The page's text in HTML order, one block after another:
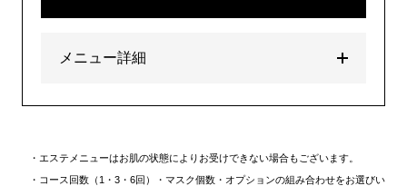
メニュー詳細
エステメニューはお肌の状態によりお受けできない場合もございます。
コース回数（1・3・6回）・マスク個数・オプションの組み合わせをお選びい